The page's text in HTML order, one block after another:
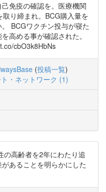
免疫の確認を。医療機関
り締まれ。BCG購入量を
BCGワクチン投与が寝た
高める事が確認された。
cbO3k8HbNs
(投稿一覧)
・ネットワーク (1)
の高齢者を2年にわたり追
あることを明らかにした